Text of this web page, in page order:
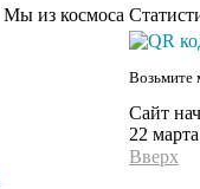
Мы из космоса
Возьмите
Сайт
22
Вверх